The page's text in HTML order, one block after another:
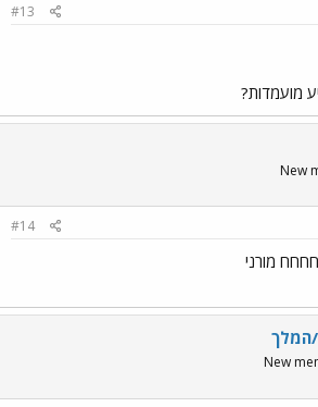
#13
מועמדות?
New
#14
מורני
המלך
New